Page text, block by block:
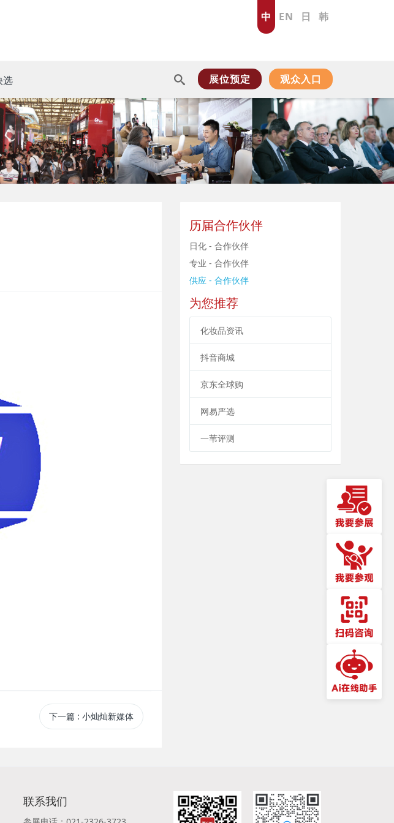
中 EN 日 韩
选 展位预定 观众入口
下一篇 : 小灿灿新媒体
历届合作伙伴
日化 - 合作伙伴
专业 - 合作伙伴
供应 - 合作伙伴
为您推荐
化妆品资讯
抖音商城
京东全球购
网易严选
一苇评测
联系我们